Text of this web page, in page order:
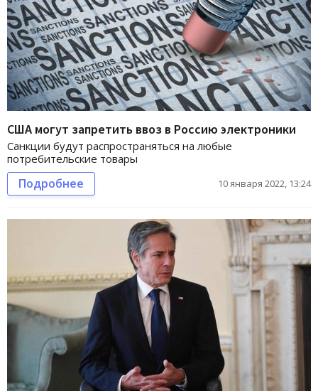
США могут запретить ввоз в Россию электроники
Санкции будут распространяться на любые
потребительские товары
Подробнее 10 января 2022, 13:24